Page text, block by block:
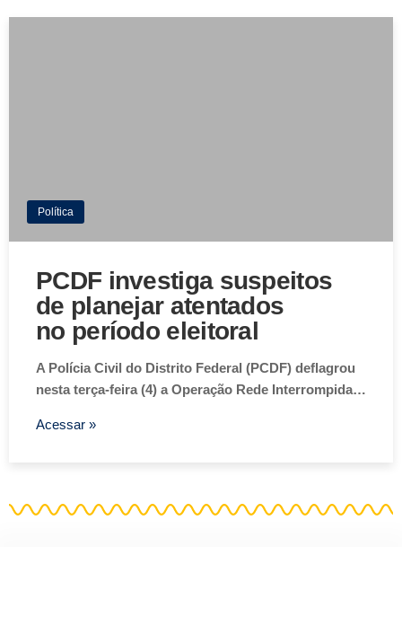
Política
PCDF investiga suspeitos
de planejar atentados
no período eleitoral
A Polícia Civil do Distrito Federal (PCDF) deflagrou
nesta terça-feira (4) a Operação Rede Interrompida…
Acessar »